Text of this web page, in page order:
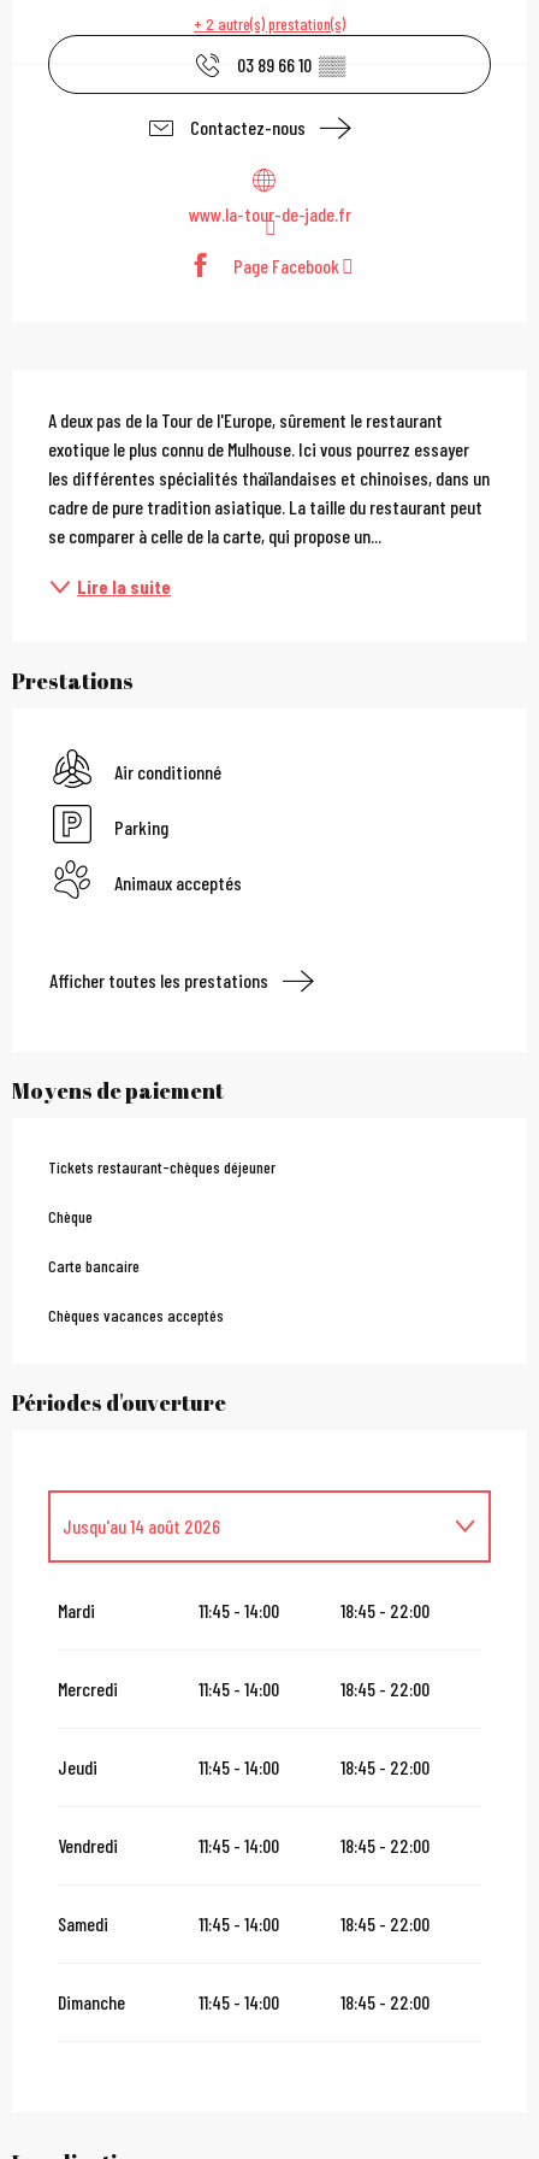
+ 2 autre(s) prestation(s)
03 89 66 10 ▒▒
Contactez-nous
www.la-tour-de-jade.fr
Page Facebook
Description
A deux pas de la Tour de l'Europe, sûrement le restaurant
exotique le plus connu de Mulhouse. Ici vous pourrez essayer
les différentes spécialités thaïlandaises et chinoises, dans un
cadre de pure tradition asiatique. La taille du restaurant peut
se comparer à celle de la carte, qui propose un...
Lire la suite
Prestations
Air conditionné
Parking
Animaux acceptés
Afficher toutes les prestations
Moyens de paiement
Tickets restaurant-chèques déjeuner
Chèque
Carte bancaire
Chèques vacances acceptés
Périodes d'ouverture
Jusqu'au14 août 2026
Mardi 11:45 - 14:00 18:45 - 22:00
Mercredi 11:45 - 14:00 18:45 - 22:00
Jeudi 11:45 - 14:00 18:45 - 22:00
Vendredi 11:45 - 14:00 18:45 - 22:00
Samedi 11:45 - 14:00 18:45 - 22:00
Dimanche 11:45 - 14:00 18:45 - 22:00